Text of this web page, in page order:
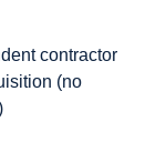
contractor
(no